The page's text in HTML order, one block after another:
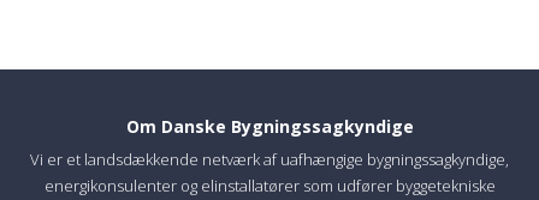
Om Danske Bygningssagkyndige
Vi er et landsdækkende netværk af uafhængige bygningssagkyndige,
energikonsulenter og elinstallatører som udfører byggetekniske